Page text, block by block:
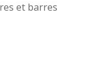
et barres